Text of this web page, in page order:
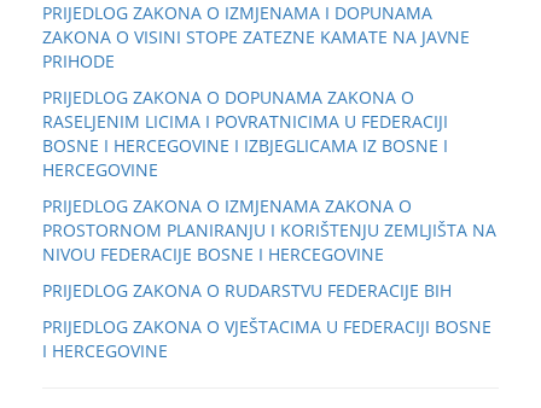
PRIJEDLOG ZAKONA O IZMJENAMA I DOPUNAMA
ZAKONA O VISINI STOPE ZATEZNE KAMATE NA JAVNE
PRIHODE
PRIJEDLOG ZAKONA O DOPUNAMA ZAKONA O
RASELJENIM LICIMA I POVRATNICIMA U FEDERACIJI
BOSNE I HERCEGOVINE I IZBJEGLICAMA IZ BOSNE I
HERCEGOVINE
PRIJEDLOG ZAKONA O IZMJENAMA ZAKONA O
PROSTORNOM PLANIRANJU I KORIŠTENJU ZEMLJIŠTA NA
NIVOU FEDERACIJE BOSNE I HERCEGOVINE
PRIJEDLOG ZAKONA O RUDARSTVU FEDERACIJE BIH
PRIJEDLOG ZAKONA O VJEŠTACIMA U FEDERACIJI BOSNE
I HERCEGOVINE